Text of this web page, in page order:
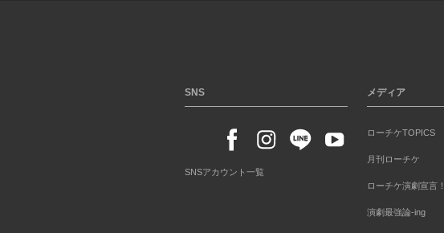
SNS
SNSアカウント一覧
メディア
ローチケTOPICS
月刊ローチケ
ローチケ演劇宣言！
演劇最強論-ing